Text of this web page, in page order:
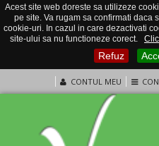
Acest site web doreste sa utilizeze
pe site. Va rugam sa confirmati daca
cookie-uri. In cazul in care dezactivati
site-ului sa nu functioneze corect.
Refuz
CONTUL MEU